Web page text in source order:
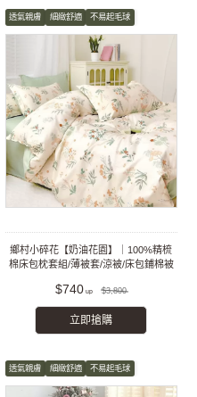
透氣親膚 細緻舒適 不易起毛球
鄉村小碎花【奶油花園】｜100%精梳
棉床包枕套組/薄被套/涼被/床包鋪棉被
$740 $3,800
立即搶購
透氣親膚 細緻舒適 不易起毛球